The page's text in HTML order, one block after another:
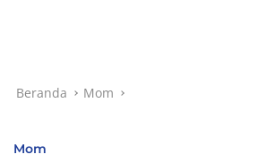
Beranda Mom
Mom